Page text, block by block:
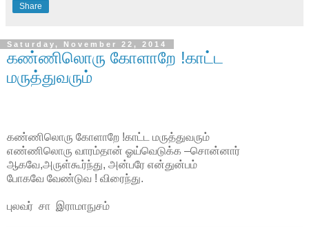
Share
Saturday, November 22, 2014
கண்ணிலொரு கோளாறே !காட்ட
மருத்துவரும்
கண்ணிலொரு கோளாறே !காட்ட மருத்துவரும்
எண்ணிலொரு வாரம்தான் ஓய்வெடுக்க –சொன்னார்
ஆகவே,அருள்கூர்ந்து, அன்பரே என்துன்பம்
போகவே வேண்டுவ ! விரைந்து.
புலவர் சா இராமாநுசம்